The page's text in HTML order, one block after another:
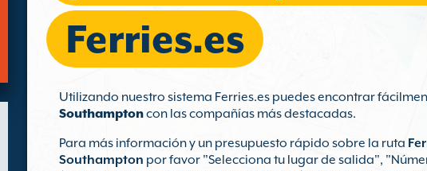
Ferries.es
Utilizando nuestro sistema Ferries.es puedes encontrar
Southamptoncon las compañías más destacadas.
Para más información y un presupuesto rápido sobre la ruta
Southampton por favor "Selecciona tu lugar de salida",